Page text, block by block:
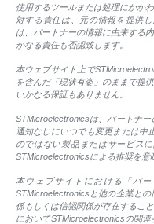
使用するツールまたは処理にかか
対する責任は、元の情報を提供
は、パートナーの情報に由来する
かなる責任も否認致します。
本ウェブサイト上で
を含んだ「現状有姿」のままで提
いかなる保証もありません。
STMicroelectronicsは、パートナ
通知なしにいつでも変更または中
のではない製品またはサービス
STMicroelectronicsによる推奨を意
本ウェブサイトにおける「パ
STMicroelectronicsと他の企業と
係もしくは信認関係が存在するこ
においてSTMicroelectronicsの関